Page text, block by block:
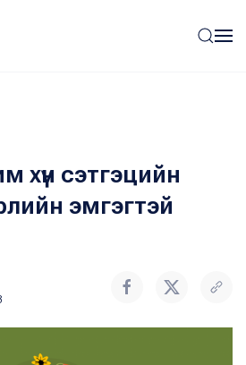
хүн сэтгэцийн
эмгэгтэй